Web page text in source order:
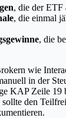
, die der ETF
, die einmal
, die
wie
in der
KAP Zeile 19
den